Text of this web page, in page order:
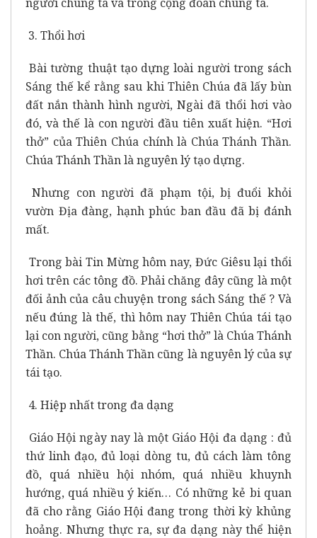
3. Thổi hơi
Bài tường thuật tạo dựng loài người trong sách
Sáng thế kể rằng sau khi Thiên Chúa đã lấy bùn
đất nắn thành hình người, Ngài đã thổi hơi vào
đó, và thế là con người đầu tiên xuất hiện. “Hơi
thở” của Thiên Chúa chính là Chúa Thánh Thần.
Chúa Thánh Thần là nguyên lý tạo dựng.
Nhưng con người đã phạm tội, bị đuổi khỏi
vườn Địa đàng, hạnh phúc ban đầu đã bị đánh
mất.
Trong bài Tin Mừng hôm nay, Đức Giêsu lại thổi
hơi trên các tông đồ. Phải chăng đây cũng là một
đối ảnh của câu chuyện trong sách Sáng thế ? Và
nếu đúng là thế, thì hôm nay Thiên Chúa tái tạo
lại con người, cũng bằng “hơi thở” là Chúa Thánh
Thần. Chúa Thánh Thần cũng là nguyên lý của sự
tái tạo.
4. Hiệp nhất trong đa dạng
Giáo Hội ngày nay là một Giáo Hội đa dạng : đủ
thứ linh đạo, đủ loại dòng tu, đủ cách làm tông
đồ, quá nhiều hội nhóm, quá nhiều khuynh
hướng, quá nhiều ý kiến… Có những kẻ bi quan
đã cho rằng Giáo Hội đang trong thời kỳ khủng
hoảng. Nhưng thực ra, sự đa dạng này thể hiện